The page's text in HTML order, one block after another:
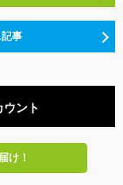
事
ント
け！